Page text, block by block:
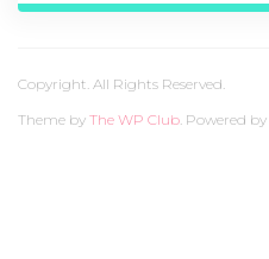
Copyright. All Rights Reserved.
Theme by The WP Club . Powered by